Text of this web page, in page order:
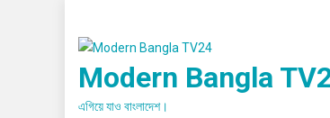
content
Modern Bangla
এগিয়ে যাও বাংলাদেশ।